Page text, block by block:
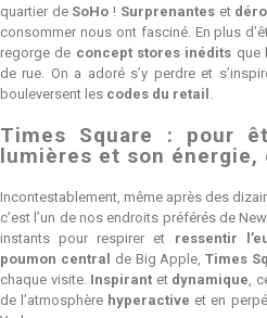
quartier de SoHo ! Surprenanteset
consommer nous ont fasciné. En plus
regorge de concept stores inédits que
de rue. On a adoré s’y perdre et
bouleversent les codes du retail
Times Square : pour
lumières et son
Incontestablement, même après des
c’est l’un de nos endroits préférés de
instants pour respirer et ressentir
poumon central de Big Apple,Times
chaque visite. Inspirant et dynamique ,
de l’atmosphère hyperactive et en